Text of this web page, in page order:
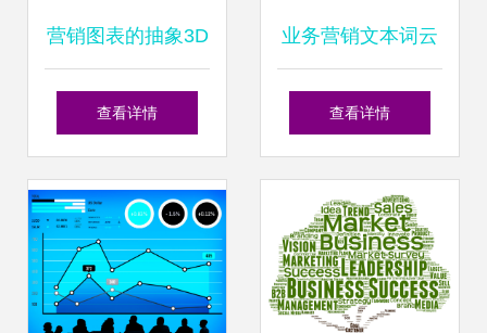
营销图表的抽象3D
数字业务与销售业
查看详情
业务营销文本词云
洞察销售业务核心
查看详情